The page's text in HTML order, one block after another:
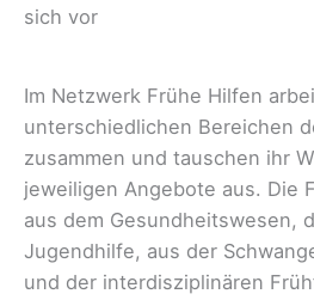
sich vor
Im Netzwerk Frühe Hilfen
unterschiedlichen Bereichen
zusammen und tauschen ihr
jeweiligen Angebote aus. Die
aus dem Gesundheitswesen,
Jugendhilfe, aus der
und der interdisziplinären